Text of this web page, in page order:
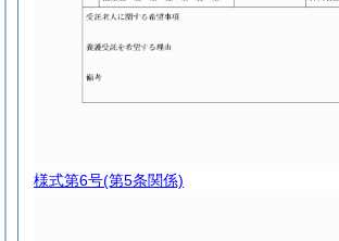
様式第6号(第5条関係)